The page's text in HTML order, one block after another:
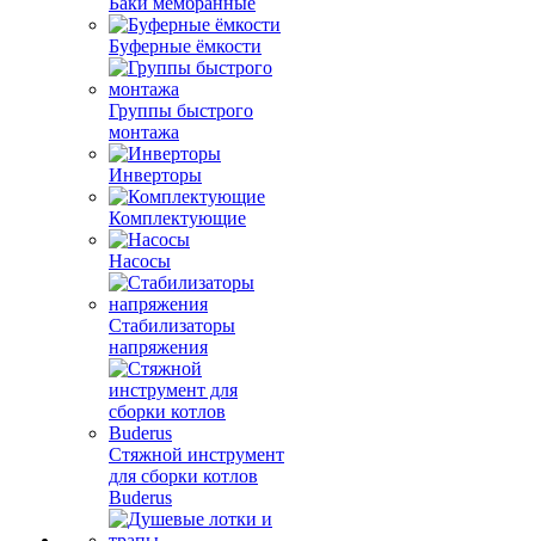
Буферные ёмкости
Группы быстрого
монтажа
Инверторы
Комплектующие
Насосы
Стабилизаторы
напряжения
Стяжной инструмент
для сборки котлов
Buderus